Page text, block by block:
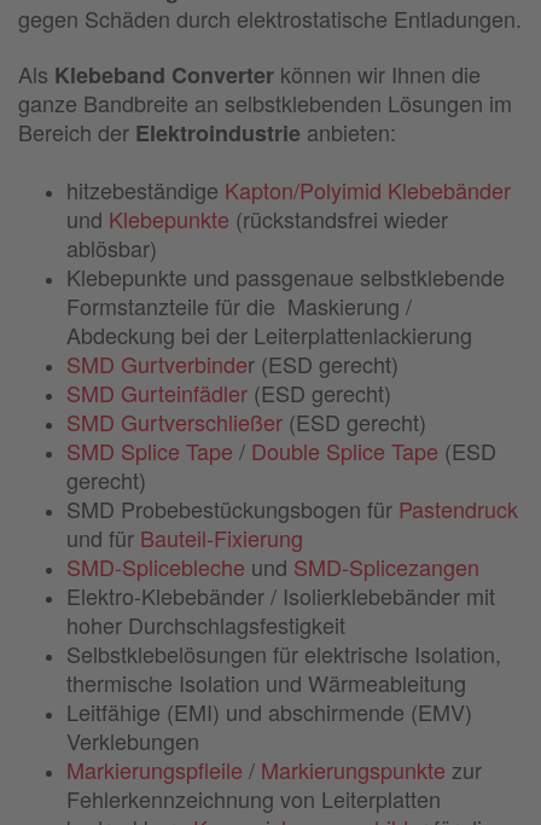
gegen Schäden durch elektrostatische Entladungen.
Als Klebeband Converter können wir Ihnen die
ganze Bandbreite an selbstklebenden Lösungen im
Bereich der Elektroindustrie anbieten:
hitzebeständige Kapton/Polyimid Klebebänder
und Klebepunkte (rückstandsfrei wieder
ablösbar)
Klebepunkte und passgenaue selbstklebende
Formstanzteile für die Maskierung /
Abdeckung bei der Leiterplattenlackierung
SMD Gurtverbinder (ESD gerecht)
SMD Gurteinfädler (ESD gerecht)
SMD Gurtverschließer (ESD gerecht)
SMD Splice Tape / Double Splice Tape (ESD
gerecht)
SMD Probebestückungsbogen für Pastendruck
und für Bauteil-Fixierung
SMD-Splicebleche und SMD-Splicezangen
Elektro-Klebebänder / Isolierklebebänder mit
hoher Durchschlagsfestigkeit
Selbstklebelösungen für elektrische Isolation,
thermische Isolation und Wärmeableitung
Leitfähige (EMI) und abschirmende (EMV)
Verklebungen
Markierungspfleile / Markierungspunkte zur
Fehlerkennzeichnung von Leiterplatten